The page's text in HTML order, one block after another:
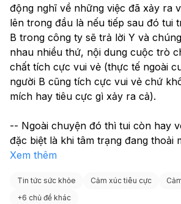
động nghĩ về những việc đã xảy ra
lên trong đầu là nếu tiếp sau đó tui
B trong công ty sẽ trả lời Y và
nhau nhiều thứ, nội dung cuộc trò
chất tích cực vui vẻ (thực tế ngoài
người B cũng tích cực vui vẻ chứ
mích hay tiêu cực gì xảy ra cả).
-- Ngoài chuyện đó thì tui còn hay
đặc biệt là khi tâm trạng đang thoải
Xem thêm
Tin tức sức khỏe Cảm xúc tiêu cực
+6 chủ đề khác